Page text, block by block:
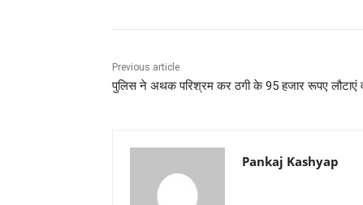
Previous article
पुलिस ने अथक परिश्रम कर ठगी के 95 हजार रूपए लौटाएं
Pankaj Kashyap